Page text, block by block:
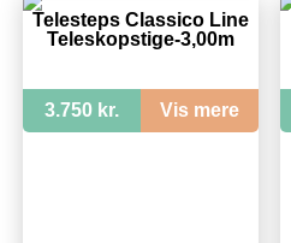
Telesteps Classico Line
Teleskopstige-3,00m
3.750 kr. Vis mere